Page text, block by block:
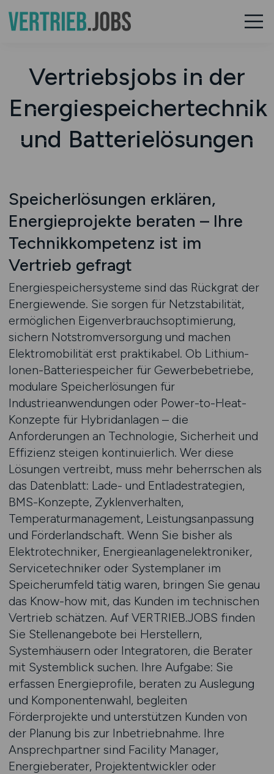
Vertriebsjobs in der
Energiespeichertechnik
und Batterielösungen
Speicherlösungen erklären,
Energieprojekte beraten – Ihre
Technikkompetenz ist im
Vertrieb gefragt
Energiespeichersysteme sind das Rückgrat der
Energiewende. Sie sorgen für Netzstabilität,
ermöglichen Eigenverbrauchsoptimierung,
sichern Notstromversorgung und machen
Elektromobilität erst praktikabel. Ob Lithium-
Ionen-Batteriespeicher für Gewerbebetriebe,
modulare Speicherlösungen für
Industrieanwendungen oder Power-to-Heat-
Konzepte für Hybridanlagen – die
Anforderungen an Technologie, Sicherheit und
Effizienz steigen kontinuierlich. Wer diese
Lösungen vertreibt, muss mehr beherrschen als
das Datenblatt: Lade- und Entladestrategien,
BMS-Konzepte, Zyklenverhalten,
Temperaturmanagement, Leistungsanpassung
und Förderlandschaft. Wenn Sie bisher als
Elektrotechniker, Energieanlagenelektroniker,
Servicetechniker oder Systemplaner im
Speicherumfeld tätig waren, bringen Sie genau
das Know-how mit, das Kunden im technischen
Vertrieb schätzen. Auf VERTRIEB.JOBS finden
Sie Stellenangebote bei Herstellern,
Systemhäusern oder Integratoren, die Berater
mit Systemblick suchen. Ihre Aufgabe: Sie
erfassen Energieprofile, beraten zu Auslegung
und Komponentenwahl, begleiten
Förderprojekte und unterstützen Kunden von
der Planung bis zur Inbetriebnahme. Ihre
Ansprechpartner sind Facility Manager,
Energieberater, Projektentwickler oder